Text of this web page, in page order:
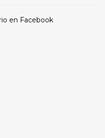
en Facebook